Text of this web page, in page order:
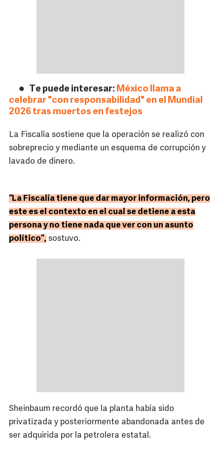
Te puede interesar: México llama a
celebrar "con responsabilidad" en el Mundial
2026 tras muertos en festejos
La Fiscalía sostiene que la operación se realizó con
sobreprecio y mediante un esquema de corrupción y
lavado de dinero.
“La Fiscalía tiene que dar mayor información, pero
este es el contexto en el cual se detiene a esta
persona y no tiene nada que ver con un asunto
político”, sostuvo.
Sheinbaum recordó que la planta había sido
privatizada y posteriormente abandonada antes de
ser adquirida por la petrolera estatal.